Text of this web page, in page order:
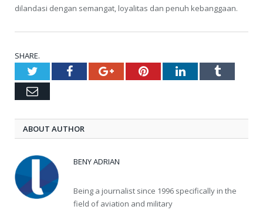
dilandasi dengan semangat, loyalitas dan penuh kebanggaan.
SHARE.
TwitterFacebookGoogle+PinterestLinkedInTumblr
Email
ABOUT AUTHOR
BENY ADRIAN
Being a journalist since 1996 specifically in the
field of aviation and military